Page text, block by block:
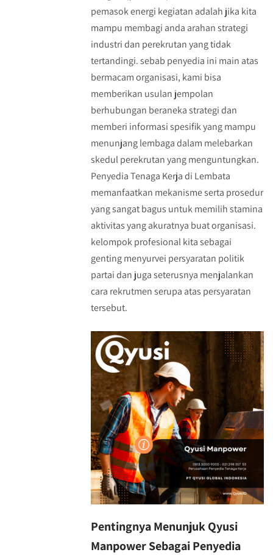
pemasok energi kegiatan adalah jika kita
mampu membagi anda arahan strategi
industri dan perekrutan yang tidak
tertandingi. sebab penyedia ini main atas
bermacam organisasi, kami bisa
memberikan usulan jempolan
berhubungan beraneka strategi dan
memberi informasi spesifik yang mampu
menunjang lembaga dalam melebarkan
skedul perekrutan yang menguntungkan.
Penyedia Tenaga Kerja di Lembata
memanfaatkan mekanisme serta prosedur
yang sangat bagus untuk memilih stamina
aktivitas yang akuratnya buat organisasi.
kelompok profesional kita sebagai
genting menyurvei persyaratan politik
partai dan juga seterusnya menjalankan
cara rekrutmen serupa atas persyaratan
tersebut.
Pentingnya Menunjuk Qyusi
Manpower Sebagai Penyedia